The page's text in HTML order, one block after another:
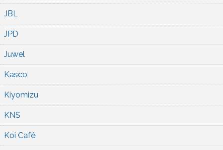
JBL
JPD
Juwel
Kasco
Kiyomizu
KNS
Koi Café